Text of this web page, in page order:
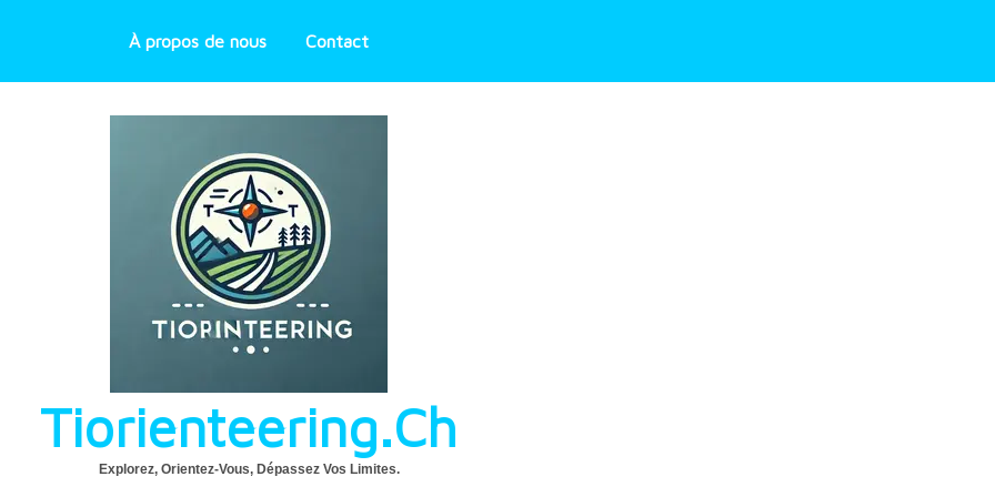
À propos de nous Contact
Tiorienteering.ch
Explorez, Orientez-Vous, Dépassez Vos Limites.